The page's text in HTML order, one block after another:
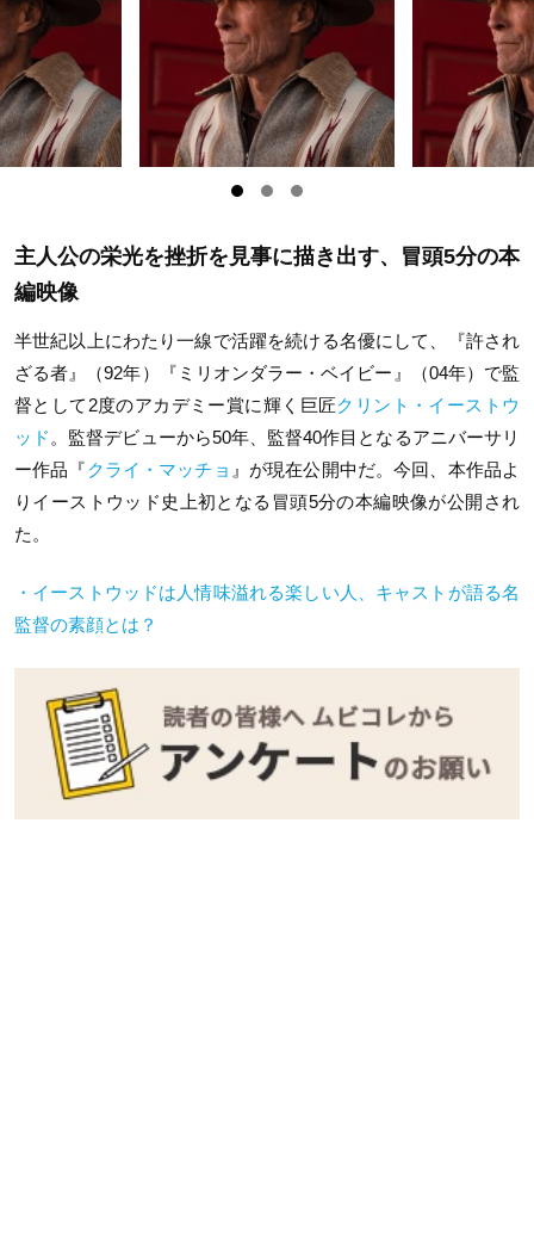
主人公の栄光を挫折を見事に描き出す、冒頭5分の本
編映像
半世紀以上にわたり一線で活躍を続ける名優にして、『許され
ざる者』（92年）『ミリオンダラー・ベイビー』（04年）で監
督として2度のアカデミー賞に輝く巨匠クリント・イーストウ
ッド 。監督デビューから50年、監督40作目となるアニバーサリ
ー作品『 クライ・マッチョ 』が現在公開中だ。今回、本作品よ
りイーストウッド史上初となる冒頭5分の本編映像が公開され
た。
・イーストウッドは人情味溢れる楽しい人、キャストが語る名
監督の素顔とは？